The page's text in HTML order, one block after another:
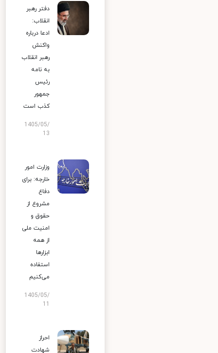
دفتر رهبر
انقلاب:
ادعا درباره
واکنش
رهبر انقلاب
به نامه
رئیس
جمهور
کذب است
1405/05/
13
وزارت امور
خارجه: برای
دفاع
مشروع از
حقوق و
امنیت ملی
از همه
ابزارها
استفاده
می‌کنیم
1405/05/
احراز
شهادت